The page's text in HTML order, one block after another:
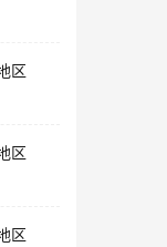
区
区
区